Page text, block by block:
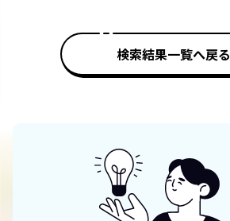
検索結果一覧へ戻る